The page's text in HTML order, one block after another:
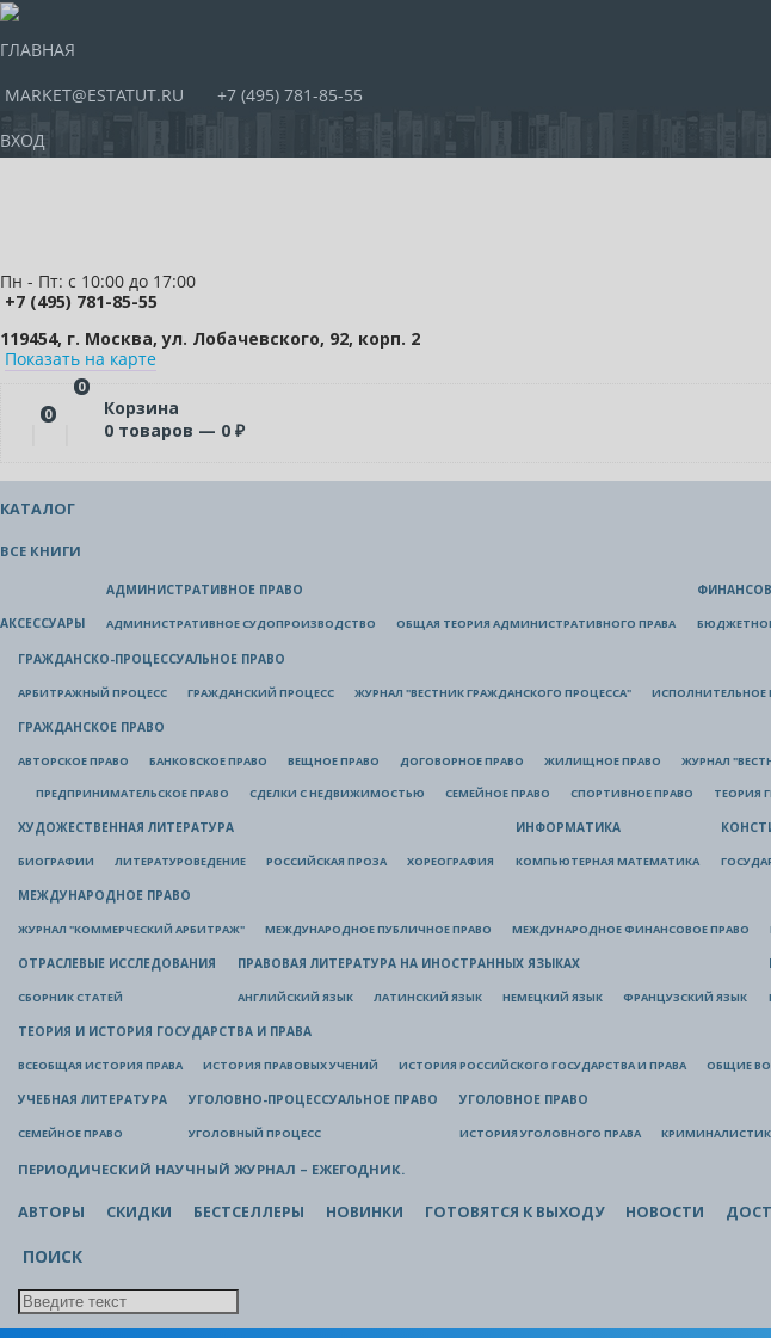
ГЛАВНАЯ
MARKET@ESTATUT.RU
+7 (495) 781-85-55
ВХОД
Пн - Пт: с 10:00 до 17:00
+7 (495) 781-85-55
119454, г. Москва, ул. Лобачевского, 92, корп. 2
Показать на карте
0
0
Корзина
0 товаров — 0 ₽
КАТАЛОГ
ВСЕ КНИГИ
АКСЕССУАРЫ
АДМИНИСТРАТИВНОЕ ПРАВО
АДМИНИСТРАТИВНОЕ СУДОПРОИЗВОДСТВО ОБЩАЯ ТЕОРИЯ АДМИНИСТРАТИВНОГО ПРАВА
ГРАЖДАНСКО-ПРОЦЕССУАЛЬНОЕ ПРАВО
АРБИТРАЖНЫЙ ПРОЦЕСС ГРАЖДАНСКИЙ ПРОЦЕСС ЖУРНАЛ "ВЕСТНИК ГРАЖДАНСКОГО ПРОЦЕССА" ИСПОЛНИТЕЛЬНОЕ
ГРАЖДАНСКОЕ ПРАВО
АВТОРСКОЕ ПРАВО БАНКОВСКОЕ ПРАВО ВЕЩНОЕ ПРАВО ДОГОВОРНОЕ ПРАВО ЖИЛИЩНОЕ ПРАВО ЖУРНАЛ
ПРЕДПРИНИМАТЕЛЬСКОЕ ПРАВО СДЕЛКИ С НЕДВИЖИМОСТЬЮ СЕМЕЙНОЕ ПРАВО СПОРТИВНОЕ ПРАВО ТЕОРИЯ
ХУДОЖЕСТВЕННАЯ ЛИТЕРАТУРА
БИОГРАФИИ ЛИТЕРАТУРОВЕДЕНИЕ РОССИЙСКАЯ ПРОЗА ХОРЕОГРАФИЯ
ИНФОРМАТИКА
КОМПЬЮТЕРНАЯ МАТЕМАТИКА
МЕЖДУНАРОДНОЕ ПРАВО
ЖУРНАЛ "КОММЕРЧЕСКИЙ АРБИТРАЖ" МЕЖДУНАРОДНОЕ ПУБЛИЧНОЕ ПРАВО МЕЖДУНАРОДНОЕ ФИНАНСОВОЕ ПРАВО
ОТРАСЛЕВЫЕ ИССЛЕДОВАНИЯ
СБОРНИК СТАТЕЙ
ПРАВОВАЯ ЛИТЕРАТУРА НА ИНОСТРАННЫХ ЯЗЫКАХ
АНГЛИЙСКИЙ ЯЗЫК ЛАТИНСКИЙ ЯЗЫК НЕМЕЦКИЙ ЯЗЫК ФРАНЦУЗСКИЙ ЯЗЫК
ТЕОРИЯ И ИСТОРИЯ ГОСУДАРСТВА И ПРАВА
ВСЕОБЩАЯ ИСТОРИЯ ПРАВА ИСТОРИЯ ПРАВОВЫХ УЧЕНИЙ ИСТОРИЯ РОССИЙСКОГО ГОСУДАРСТВА И ПРАВА ОБЩИЕ
УЧЕБНАЯ ЛИТЕРАТУРА
СЕМЕЙНОЕ ПРАВО
УГОЛОВНО-ПРОЦЕССУАЛЬНОЕ ПРАВО
УГОЛОВНЫЙ ПРОЦЕСС
УГОЛОВНОЕ ПРАВО
ИСТОРИЯ УГОЛОВНОГО ПРАВА
ПЕРИОДИЧЕСКИЙ НАУЧНЫЙ ЖУРНАЛ – ЕЖЕГОДНИК.
АВТОРЫ СКИДКИ БЕСТСЕЛЛЕРЫ НОВИНКИ ГОТОВЯТСЯ К ВЫХОДУ НОВОСТИ
ПОИСК